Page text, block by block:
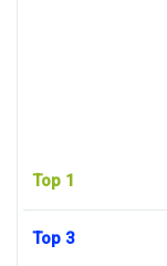
Top 1
Top 3